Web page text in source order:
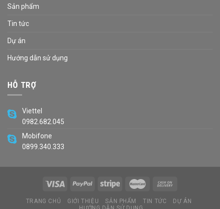
Sản phẩm
Tin tức
Dự án
Hướng dẫn sử dụng
HỖ TRỢ
Viettel
0982.682.045
Mobifone
0899.340.333
TRANG CHỦ GIỚI THIỆU SẢN PHẨM TIN TỨC
DỰ ÁN